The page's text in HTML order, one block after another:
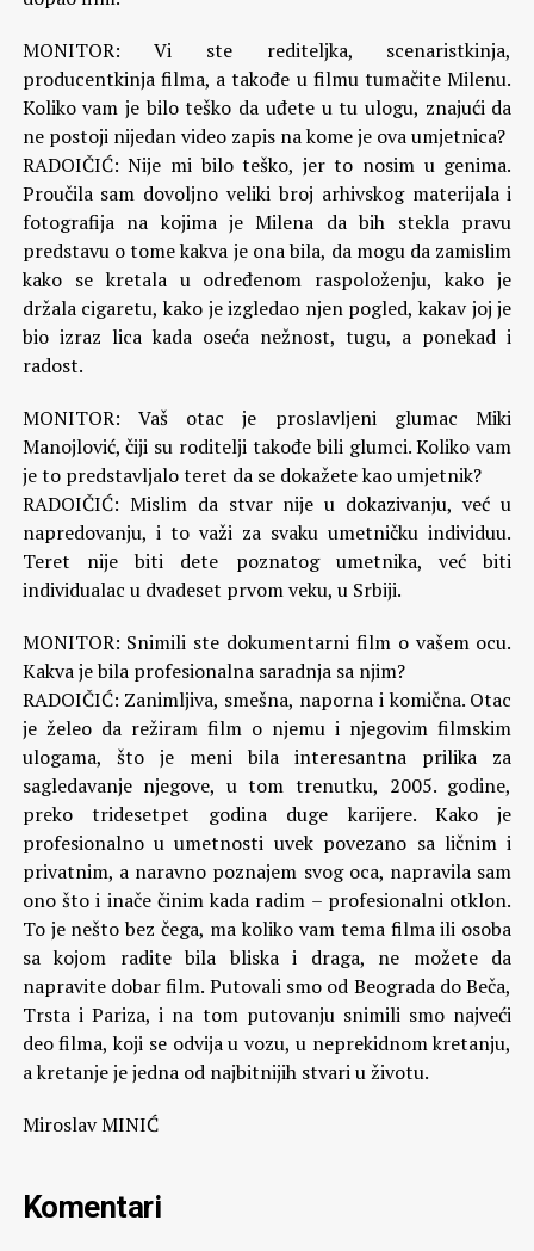
MONITOR: Vi ste rediteljka, scenaristkinja,
producentkinja filma, a takođe u filmu tumačite Milenu.
Koliko vam je bilo teško da uđete u tu ulogu, znajući da
ne postoji nijedan video zapis na kome je ova umjetnica?
RADOIČIĆ: Nije mi bilo teško, jer to nosim u genima.
Proučila sam dovoljno veliki broj arhivskog materijala i
fotografija na kojima je Milena da bih stekla pravu
predstavu o tome kakva je ona bila, da mogu da zamislim
kako se kretala u određenom raspoloženju, kako je
držala cigaretu, kako je izgledao njen pogled, kakav joj je
bio izraz lica kada oseća nežnost, tugu, a ponekad i
radost.
MONITOR: Vaš otac je proslavljeni glumac Miki
Manojlović, čiji su roditelji takođe bili glumci. Koliko vam
je to predstavljalo teret da se dokažete kao umjetnik?
RADOIČIĆ: Mislim da stvar nije u dokazivanju, već u
napredovanju, i to važi za svaku umetničku individuu.
Teret nije biti dete poznatog umetnika, već biti
individualac u dvadeset prvom veku, u Srbiji.
MONITOR: Snimili ste dokumentarni film o vašem ocu.
Kakva je bila profesionalna saradnja sa njim?
RADOIČIĆ: Zanimljiva, smešna, naporna i komična. Otac
je želeo da režiram film o njemu i njegovim filmskim
ulogama, što je meni bila interesantna prilika za
sagledavanje njegove, u tom trenutku, 2005. godine,
preko tridesetpet godina duge karijere. Kako je
profesionalno u umetnosti uvek povezano sa ličnim i
privatnim, a naravno poznajem svog oca, napravila sam
ono što i inače činim kada radim – profesionalni otklon.
To je nešto bez čega, ma koliko vam tema filma ili osoba
sa kojom radite bila bliska i draga, ne možete da
napravite dobar film. Putovali smo od Beograda do Beča,
Trsta i Pariza, i na tom putovanju snimili smo najveći
deo filma, koji se odvija u vozu, u neprekidnom kretanju,
a kretanje je jedna od najbitnijih stvari u životu.
Miroslav MINIĆ
Komentari